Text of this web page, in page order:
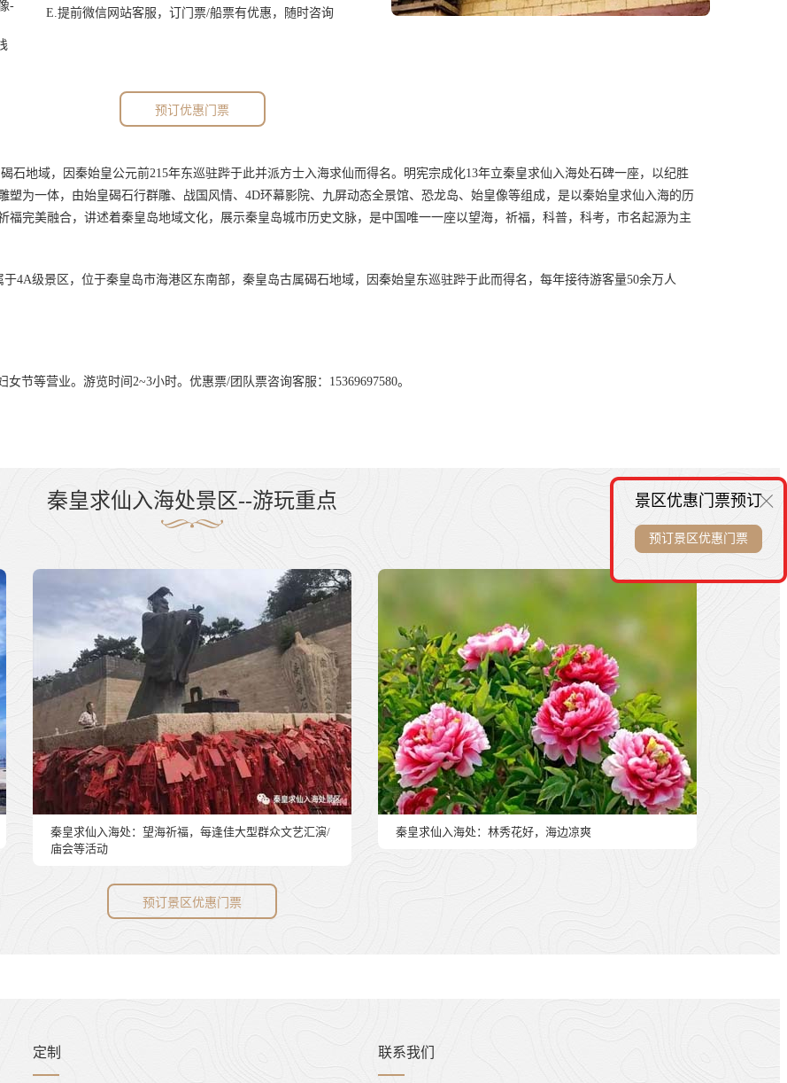
-
E.提前微信网站客服，订门票/船票有优惠，随时咨询
预订优惠门票
地域，因秦始皇公元前215年东巡驻跸于此并派方士入海求仙而得名。明宪宗成化13年立秦皇求仙入海处石碑一座，以纪胜
塑为一体，由始皇碣石行群雕、战国风情、4D环幕影院、九屏动态全景馆、恐龙岛、始皇像等组成，是以秦始皇求仙入海的历
福完美融合，讲述着秦皇岛地域文化，展示秦皇岛城市历史文脉，是中国唯一一座以望海，祈福，科普，科考，市名起源为主
级景区，位于秦皇岛市海港区东南部，秦皇岛古属碣石地域，因秦始皇东巡驻跸于此而得名，每年接待游客量50余万人
等营业。游览时间2~3小时。优惠票/团队票咨询客服：15369697580。
秦皇求仙入海处景区--游玩重点
秦皇求仙入海处：望海祈福，每逢佳大型群众文艺汇演/
庙会等活动
秦皇求仙入海处：林秀花好，海边凉爽
预订景区优惠门票
定制 联系我们
景区优惠门票预订
预订景区优惠门票